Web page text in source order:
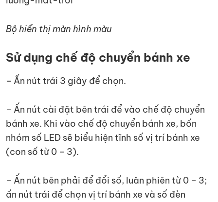
Bộ hiển thị màn hình màu
Sử dụng chế độ chuyển bánh xe
– Ấn nút trái 3 giây để chọn.
– Ấn nút cài đặt bên trái để vào chế độ chuyển
bánh xe. Khi vào chế độ chuyển bánh xe, bốn
nhóm số LED sẽ biểu hiện tĩnh số vị trí bánh xe
(con số từ 0 – 3).
– Ấn nút bên phải để đổi số, luân phiên từ 0 – 3;
ấn nút trái để chọn vị trí bánh xe và số đèn